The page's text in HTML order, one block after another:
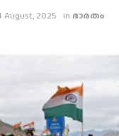
August, 2025 in ഭാരതം